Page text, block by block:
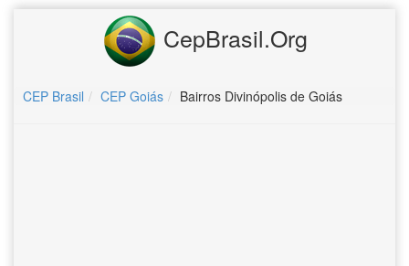
CepBrasil.Org
CEP Brasil CEP Goiás Bairros Divinópolis de Goiás